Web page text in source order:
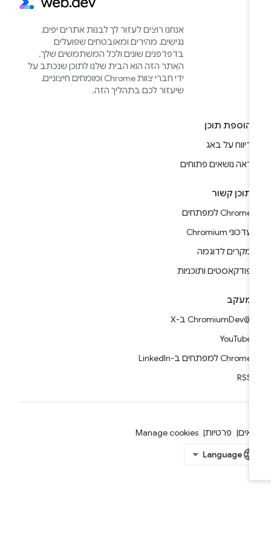
אנחנו רוצים לעזור לך לבנות אתרים יפים,
נגישים, מהירים ומאובטחים שפועלים
בדפדפנים שונים ולכל המשתמשים שלך.
האתר הזה הוא הבית שלנו לתוכן שנכתב על
ידי חברי צוות Chrome ומומחים חיצוניים,
שיעזור לכם בתהליך הזה.
הוספת תוכן
דיווח על באג
ראה נושאים פתוחים
תוכן קשור
Chrome למפתחים
עדכוני Chromium
מקרים לדוגמה
פודקאסטים ותוכניות
מעקב
YouTube
Chrome למפתחים ב-LinkedIn
פרטיות Manage cookies